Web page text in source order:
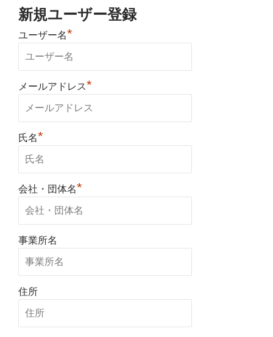
新規ユーザー登録
ユーザー名*
メールアドレス*
氏名*
会社・団体名*
事業所名
住所